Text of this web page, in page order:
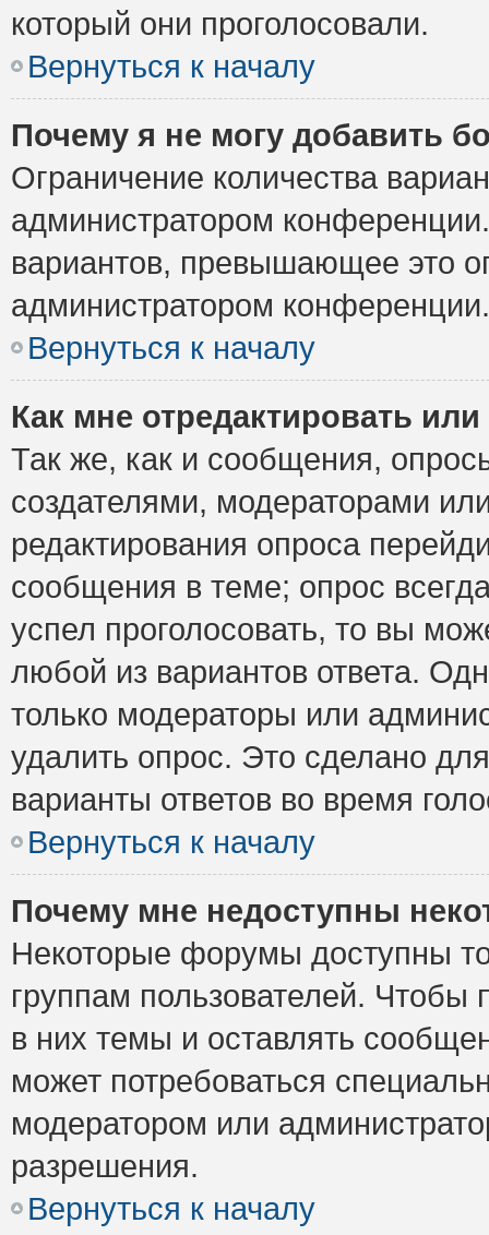
который они проголосовали.
Вернуться к началу
Почему я не могу добавить
Ограничение количества
администратором
вариантов, превышающее это
администратором конференции.
Вернуться к началу
Как мне отредактировать
Так же, как и сообщения,
создателями, модераторами
редактирования опроса
сообщения в теме; опрос
успел проголосовать, то вы
любой из вариантов ответа.
только модераторы или
удалить опрос. Это сделано
варианты ответов во время
Вернуться к началу
Почему мне недоступны
Некоторые форумы доступны
группам пользователей. Чтобы
в них темы и оставлять
может потребоваться
модератором или
разрешения.
Вернуться к началу